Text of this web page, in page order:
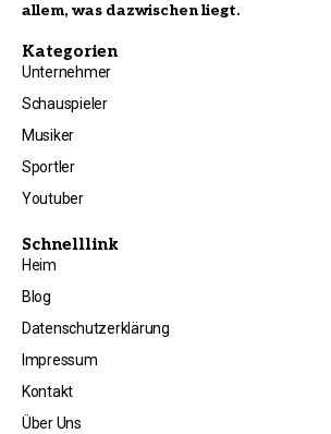
allem, was dazwischen liegt.
Kategorien
Unternehmer
Schauspieler
Musiker
Sportler
Youtuber
Schnelllink
Heim
Blog
Datenschutzerklärung
Impressum
Kontakt
Über Uns